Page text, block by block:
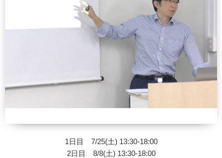
1日目 7/25(土) 13:30-18:00
2日目 8/8(土) 13:30-18:00